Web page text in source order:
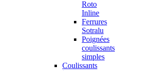
Roto
Inline
Ferrures
Sotralu
Poignées
coulissants
simples
Coulissants